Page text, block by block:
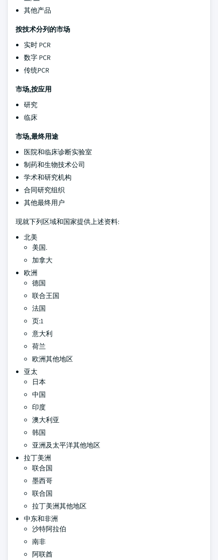
其他产品
按技术分列的市场
实时 PCR
数字 PCR
传统PCR
市场,按应用
研究
临床
市场,最终用途
医院和临床诊断实验室
制药和生物技术公司
学术和研究机构
合同研究组织
其他最终用户
现就下列区域和国家提供上述资料:
北美
美国.
加拿大
欧洲
德国
联合王国
法国
页:1
意大利
荷兰
欧洲其他地区
亚太
日本
中国
印度
澳大利亚
韩国
亚洲及太平洋其他地区
拉丁美洲
联合国
墨西哥
联合国
拉丁美洲其他地区
中东和非洲
沙特阿拉伯
南非
阿联酋